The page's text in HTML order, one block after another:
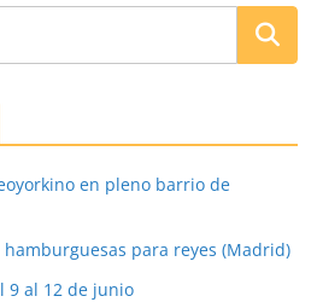
en pleno barrio de
para reyes (Madrid)
9 al 12 de junio